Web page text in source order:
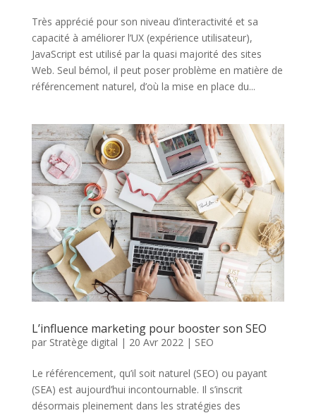
Très apprécié pour son niveau d’interactivité et sa
capacité à améliorer l’UX (expérience utilisateur),
JavaScript est utilisé par la quasi majorité des sites
Web. Seul bémol, il peut poser problème en matière de
référencement naturel, d’où la mise en place du...
L’influence marketing pour booster son SEO
par Stratège digital | 20 Avr 2022| SEO
Le référencement, qu’il soit naturel (SEO) ou payant
(SEA) est aujourd’hui incontournable. Il s’inscrit
désormais pleinement dans les stratégies des